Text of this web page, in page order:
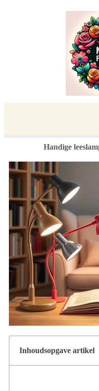
Handige
Inhoudsopgave artikel